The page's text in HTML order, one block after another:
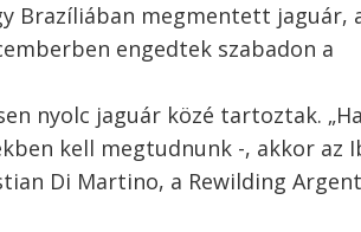
Brazíliában megmentett jaguár,
engedtek szabadon a
nyolc jaguár közé tartoztak. „Ha
kell megtudnunk -, akkor az
Di Martino, a Rewilding